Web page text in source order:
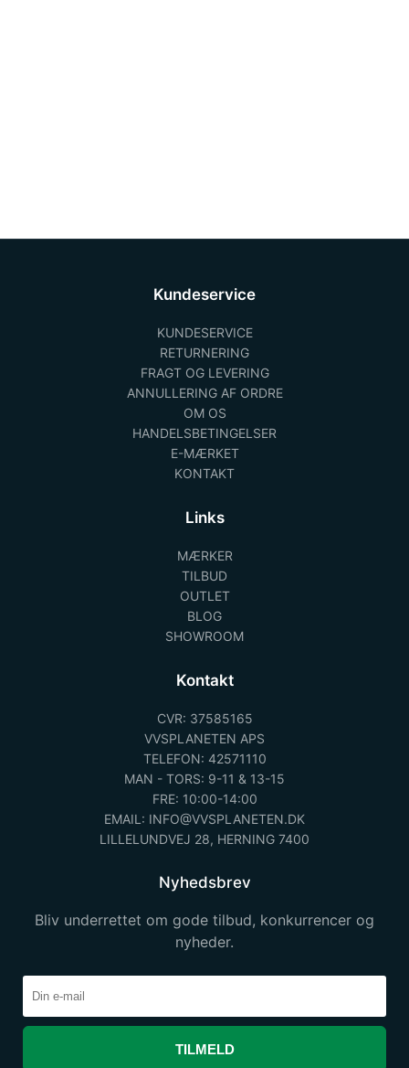
Kundeservice
KUNDESERVICE
RETURNERING
FRAGT OG LEVERING
ANNULLERING AF ORDRE
OM OS
HANDELSBETINGELSER
E-MÆRKET
KONTAKT
Links
MÆRKER
TILBUD
OUTLET
BLOG
SHOWROOM
Kontakt
CVR: 37585165
VVSPLANETEN APS
TELEFON: 42571110
MAN - TORS: 9-11 & 13-15
FRE: 10:00-14:00
EMAIL: INFO@VVSPLANETEN.DK
LILLELUNDVEJ 28, HERNING 7400
Nyhedsbrev
Bliv underrettet om gode tilbud, konkurrencer og
nyheder.
TILMELD